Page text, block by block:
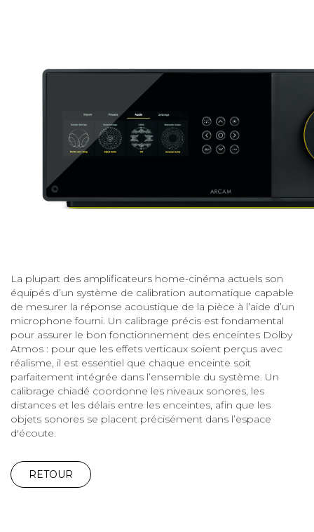
La plupart des amplificateurs home-cinéma actuels son
équipés d’un système de calibration automatique capable
de mesurer la réponse acoustique de la pièce à l’aide d’un
microphone fourni. Un calibrage précis est fondamental
pour assurer le bon fonctionnement des enceintes Dolby
Atmos : pour que les effets verticaux soient perçus avec
réalisme, il est essentiel que chaque enceinte soit
parfaitement intégrée dans l’ensemble du système. Un
calibrage chiadé coordonne les niveaux sonores, les
distances et les délais entre les enceintes, afin que les
objets sonores se placent précisément dans l’espace
d'écoute.
RETOUR